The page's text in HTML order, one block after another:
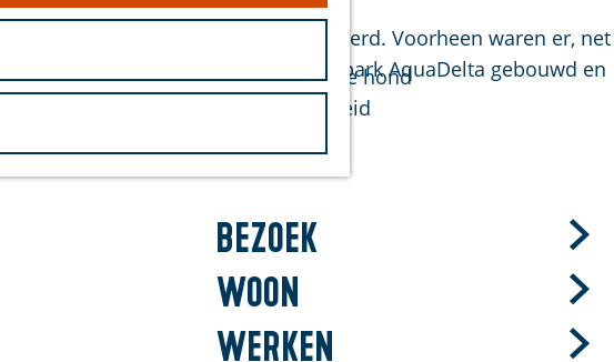
Op de kaart
Samen met je hond
Bereikbaarheid
Bezoek
Woon
Werken
van de Grevelingendam gerealiseerd. Voorheen waren er, net
In diezelfde tijd werd ook vakantiepark AquaDelta gebouwd en
wel anders uit…